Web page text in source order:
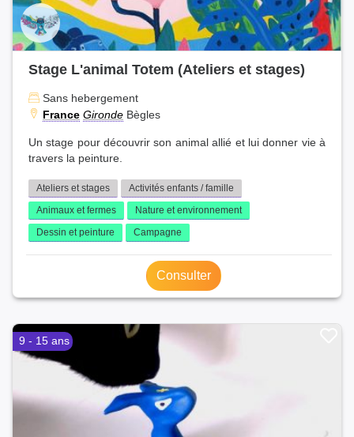
Stage L'animal Totem (Ateliers et stages)
Sans hebergement
France Gironde Bègles
Un stage pour découvrir son animal allié et lui donner vie à
travers la peinture.
Ateliers et stages
Activités enfants / famille
Animaux et fermes
Nature et environnement
Dessin et peinture
Campagne
Consulter
9 - 15 ans